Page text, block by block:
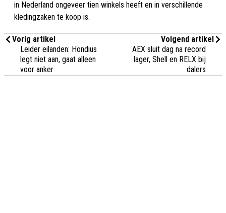
in Nederland ongeveer tien winkels heeft en in verschillende
kledingzaken te koop is.
Vorig artikel
Leider eilanden: Hondius
legt niet aan, gaat alleen
voor anker
Volgend artikel
AEX sluit dag na record
lager, Shell en RELX bij
dalers